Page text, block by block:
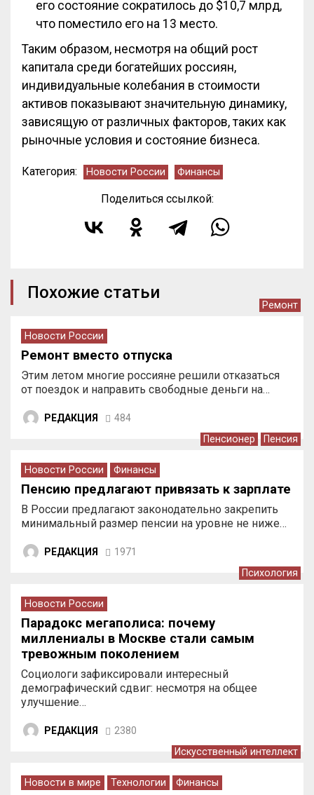
его состояние сократилось до $10,7 млрд,
что поместило его на 13 место.
Таким образом, несмотря на общий рост
капитала среди богатейших россиян,
индивидуальные колебания в стоимости
активов показывают значительную динамику,
зависящую от различных факторов, таких как
рыночные условия и состояние бизнеса.
Категория: Новости России Финансы
Поделиться ссылкой:
Похожие статьи
Ремонт
Новости России
Ремонт вместо отпуска
Этим летом многие россияне решили отказаться
от поездок и направить свободные деньги на…
РЕДАКЦИЯ 484
Пенсионер Пенсия
Новости России Финансы
Пенсию предлагают привязать к зарплате
В России предлагают законодательно закрепить
минимальный размер пенсии на уровне не ниже…
РЕДАКЦИЯ 1971
Психология
Новости России
Парадокс мегаполиса: почему
миллениалы в Москве стали самым
тревожным поколением
Социологи зафиксировали интересный
демографический сдвиг: несмотря на общее
улучшение…
РЕДАКЦИЯ 2380
Искусственный интеллект
Новости в мире Технологии Финансы